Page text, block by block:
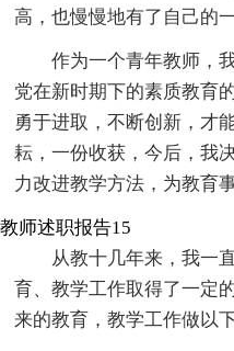
高，也慢慢地有了自己的
作为一个青年教师，
党在新时期下的素质教育
勇于进取，不断创新，才
耘，一份收获，今后，我
力改进教学方法，为教育
教师述职报告15
从教十几年来，我一
育、教学工作取得了一定
来的教育，教学工作做以